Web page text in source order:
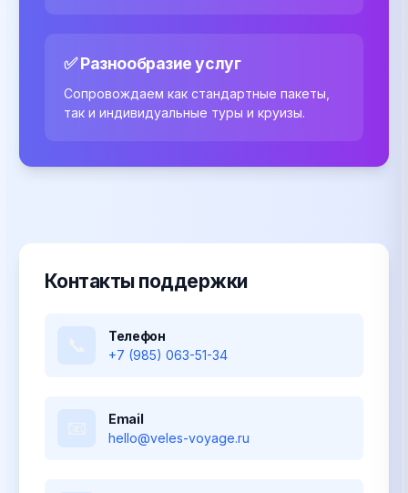
✅ Разнообразие услуг
Сопровождаем как стандартные пакеты,
так и индивидуальные туры и круизы.
Контакты поддержки
📞
Телефон
+7 (985) 063-51-34
📧
Email
hello@veles-voyage.ru